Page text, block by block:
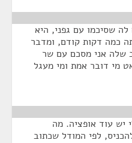
שסיכמו עם גפני, היא
כמה דקות קודם, ומדבר
שלה אני מסכם עם שר
מי דובר אמת ומי מעגל
יש עוד אופציה. מה
לפי המודל שכתוב